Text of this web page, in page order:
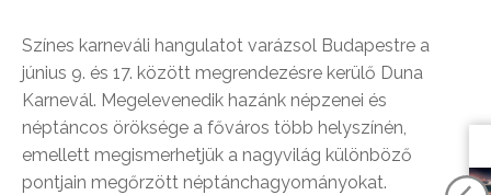
Színes karneváli hangulatot varázsol Budapestre a
június 9. és 17. között megrendezésre kerülő Duna
Karnevál. Megelevenedik hazánk népzenei és
néptáncos öröksége a főváros több helyszínén,
emellett megismerhetjük a nagyvilág különböző
pontjain megőrzött néptánchagyományokat.